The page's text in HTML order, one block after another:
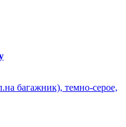
багажник), темно-серое,